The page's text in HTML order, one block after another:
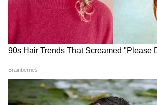
देर रात Rishabh Pant की इस शिकायत
CM Pushkar Dhami की पहली